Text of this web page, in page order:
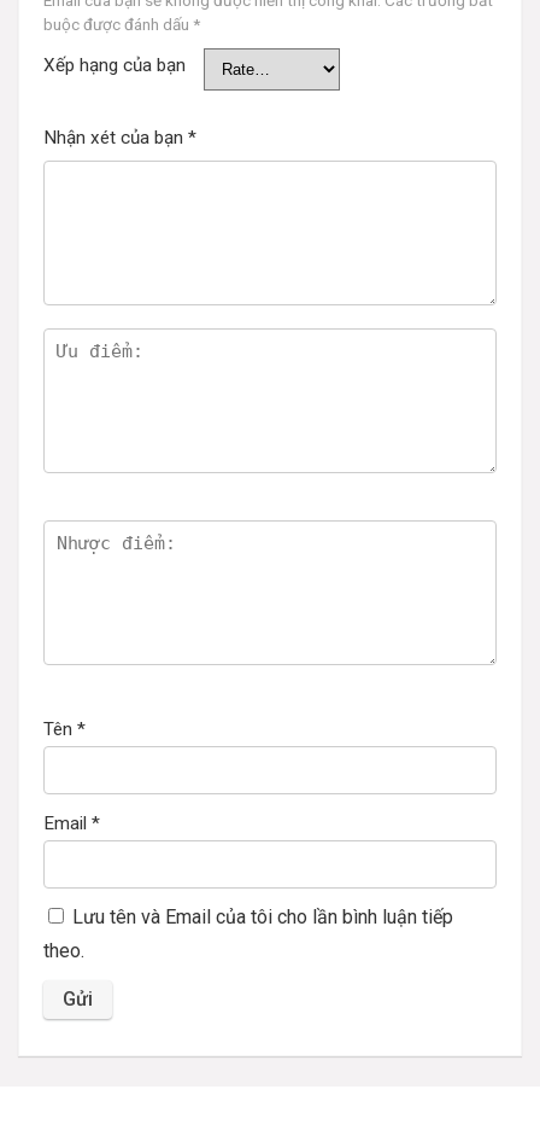
buộc được đánh dấu *
Xếp hạng của bạn
Nhận xét của bạn *
Tên *
Email *
Lưu tên và Email của tôi cho lần bình luận tiếp
theo.